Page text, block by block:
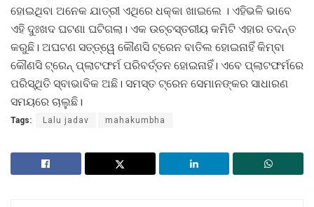
ହୋଇଥିବା ଅନେକ ଯାତ୍ରୀ ଏଥିରେ ଧକ୍କା ଖାଇଲେ । ଏହିଭଳି ଭାବେ
ଏହି ଦୁଃଖଦ ଘଟଣା ଘଟିଗଲା। ଏକ ଉଚ୍ଚସ୍ତରୀୟ କମିଟି ଏହାର ତଦନ୍ତ
କରୁଛି। ଅଘଟଣ ସତ୍ତ୍ୱେ କୌଣସି ଟ୍ରେନ ବାତିଲ ହୋଇନାହିଁ କିମ୍ବା
କୌଣସି ଟ୍ରେନ୍‌ ପ୍ଲାଟଫର୍ମ ପରିବର୍ତ୍ତନ ହୋଇନାହିଁ। ଏବେ ପ୍ଲାଟଫର୍ମରେ
ପରିସ୍ଥିତି ସ୍ବାଭାବିକ ଅଛି। ସମସ୍ତ ଟ୍ରେନ ସେମାନଙ୍କର ସାଧାରଣ
ସମୟରେ ଚାଲୁଛି।
Tags: Lalu jadav mahakumbha